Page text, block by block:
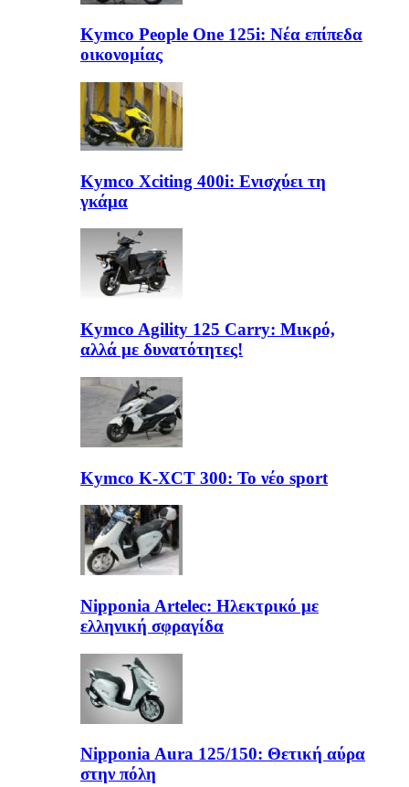
Kymco People One 125i: Νέα επίπεδα
οικονομίας
Kymco Xciting 400i: Ενισχύει τη
γκάμα
Kymco Agility 125 Carry: Μικρό,
αλλά με δυνατότητες!
Kymco K-XCT 300: Το νέο sport
Nipponia Artelec: Ηλεκτρικό με
ελληνική σφραγίδα
Nipponia Aura 125/150: Θετική αύρα
στην πόλη